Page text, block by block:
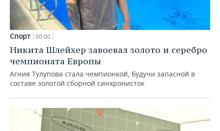
Спорт 00:00
Никита Шлейхер завоевал золото и серебро
чемпионата Европы
Агния Тулупова стала чемпионкой, будучи запасной в
составе золотой сборной синхронисток